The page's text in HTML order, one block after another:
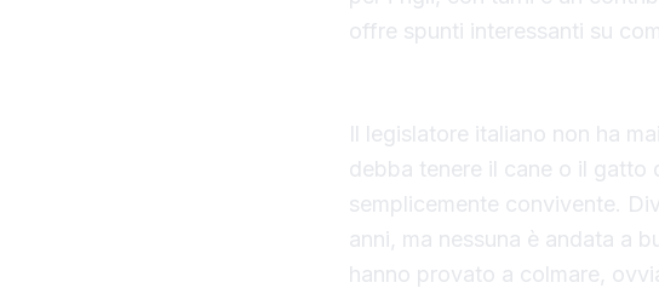
offre spunti interessanti su
Il legislatore italiano non ha
debba tenere il cane o il gatto
semplicemente convivente.
anni, ma nessuna è andata a
hanno provato a colmare,